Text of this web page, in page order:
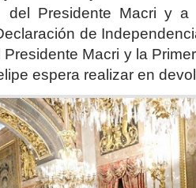
del Presidente Macri y a
de
Macri y la
espera realizar en